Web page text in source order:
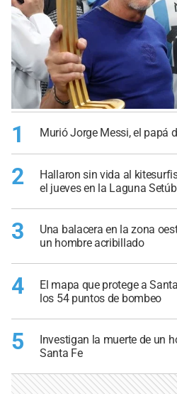
1 Murió Jorge Messi, el papá
2
Hallaron sin vida al
el jueves en la Laguna
3
Una balacera en la zona
un hombre acribillado
4
El mapa que protege a
los 54 puntos de bombeo
5
Investigan la muerte de un
Santa Fe